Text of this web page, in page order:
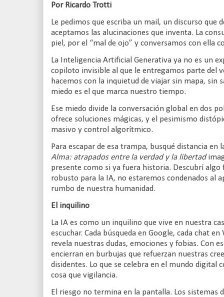
Por Ricardo Trotti
Le pedimos que escriba un mail, un discurso que
aceptamos las alucinaciones que inventa. La
piel, por el “mal de ojo” y conversamos con ella
La Inteligencia Artificial Generativa ya no es un
copiloto invisible al que le entregamos parte del
hacemos con la inquietud de viajar sin mapa, sin
miedo es el que marca nuestro tiempo.
Ese miedo divide la conversación global en dos
ofrece soluciones mágicas, y el pesimismo
masivo y control algorítmico.
Para escapar de esa trampa, busqué distancia
Alma: atrapados entre la verdad y la libertad
presente como si ya fuera historia. Descubrí
robusto para la IA, no estaremos condenados al
rumbo de nuestra humanidad.
El inquilino
La IA es como un inquilino que vive en nuestra
escuchar. Cada búsqueda en Google, cada chat
revela nuestras dudas, emociones y fobias. Con
encierran en burbujas que refuerzan nuestras
disidentes. Lo que se celebra en el mundo digital
cosa que vigilancia.
El riesgo no termina en la pantalla. Los sistemas